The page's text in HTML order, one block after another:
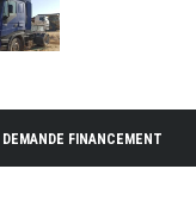
DEMANDE FINANCEMENT